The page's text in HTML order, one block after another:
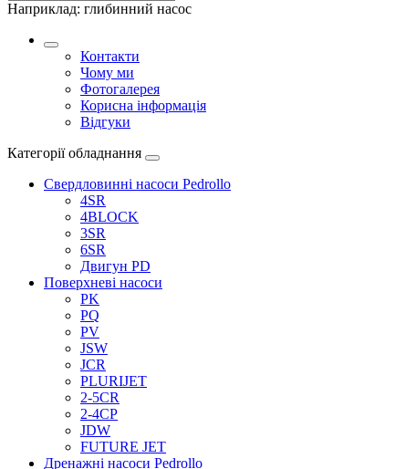
Наприклад: глибинний насос
Контакти
Чому ми
Фотогалерея
Корисна інформація
Відгуки
Категорії обладнання
Свердловинні насоси Pedrollo
4SR
4BLOCK
3SR
6SR
Двигун PD
Поверхневі насоси
PK
PQ
PV
JSW
JCR
PLURIJET
2-5CR
2-4CP
JDW
FUTURE JET
Дренажні насоси Pedrollo